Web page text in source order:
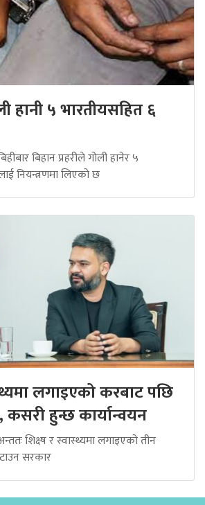
हानी ५ भारतीयसहित ६
बिहान प्रहरीले गोली हानेर ५
नियन्त्रणमा लिएको छ
लगाइएको करबाट पछि
हुन्छ कार्यान्वयन
शिक्ष्ष र स्वास्थ्यमा लगाइएको तीन
सरकार